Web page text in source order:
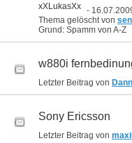
xXLukasXx -
Thema gelöscht von
Grund: Spamm von A-Z
w880i
Letzter Beitrag von
Sony Ericsson
Letzter Beitrag von